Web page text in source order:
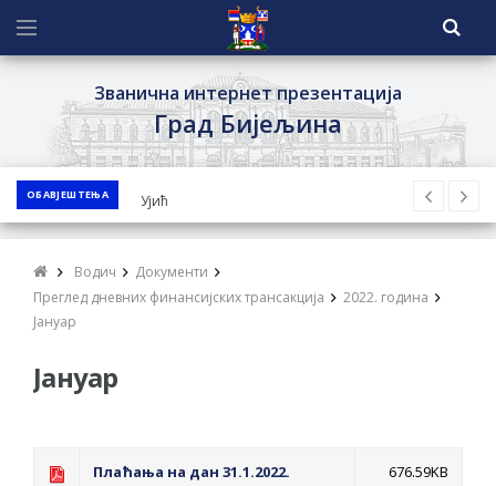
Званична интернет презентација
Град Бијељина
ОБАВЈЕШТЕЊА
ЈАВНИ ПОЗИВ ЗА ПРИЈАВУ
НЕПРОПИСНОГ ОДЛАГАЊА ОТПАДА УЗ
ЈАВНИ КОНКУРС ЗА ДОДЈЕЛУ
Нукић
Водич
Документи
Преглед дневних финансијских трансакција
2022. година
Јануар
Јануар
Плаћања на дан 31.1.2022. 676.59KB